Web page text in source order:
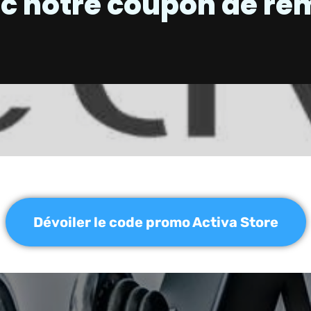
Dévoiler le code promo Activa Store